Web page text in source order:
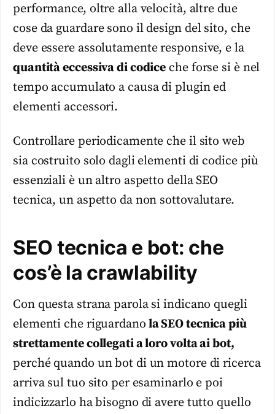
performance, oltre alla velocità, altre due
cose da guardare sono il design del sito, che
deve essere assolutamente responsive, e la
quantità eccessiva di codice che forse si è nel
tempo accumulato a causa di plugin ed
elementi accessori.
Controllare periodicamente che il sito web
sia costruito solo dagli elementi di codice più
essenziali è un altro aspetto della SEO
tecnica, un aspetto da non sottovalutare.
SEO tecnica e bot: che
cos’è la crawlability
Con questa strana parola si indicano quegli
elementi che riguardano la SEO tecnica più
strettamente collegati a loro volta ai bot,
perché quando un bot di un motore di ricerca
arriva sul tuo sito per esaminarlo e poi
indicizzarlo ha bisogno di avere tutto quello